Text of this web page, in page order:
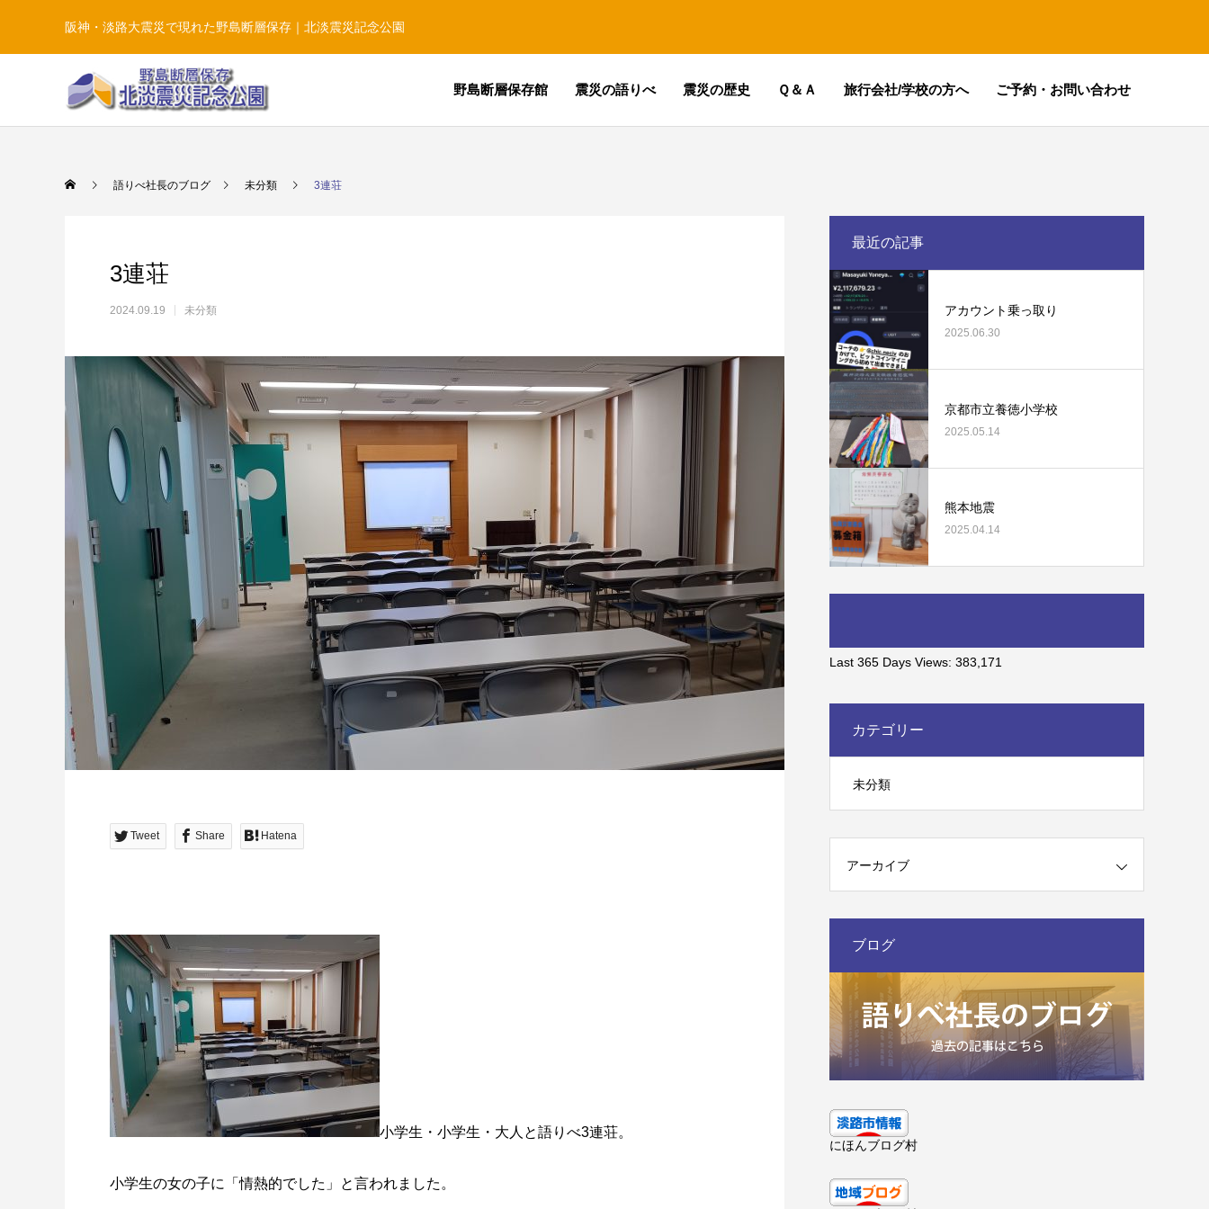
阪神・淡路大震災で現れた野島断層保存｜北淡震災記念公園
野島断層保存館 震災の語りべ 震災の歴史 Ｑ＆Ａ 旅行会社/学校の方へ ご予約・お問い合わせ
語りべ社長のブログ 未分類 3連荘
3連荘
2024.09.19 未分類
Tweet Share Hatena
小学生・小学生・大人と語りべ3連荘。
小学生の女の子に「情熱的でした」と言われました。
最近の記事
アカウント乗っ取り
2025.06.30
京都市立養徳小学校
2025.05.14
熊本地震
2025.04.14
Last 365 Days Views: 383,171
カテゴリー
未分類
アーカイブ
ブログ
にほんブログ村